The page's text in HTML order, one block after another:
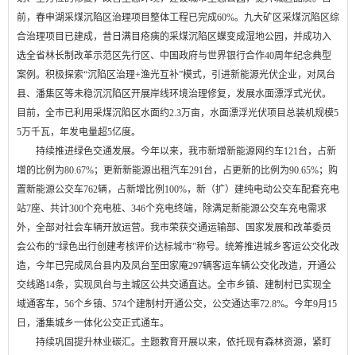
前，春申湖采煤沉陷区治理项目整体工程已完成60%。九大矿区采煤沉陷区综
合治理项目已建成，昔日满目疮痍的采煤沉陷区蝶变成湿地公园，并成功入
选全省林长制改革示范区先行区、中国政府与世界银行合作40周年纪念典型
案例。积极探索“沉陷区治理+渔光互补”模式，引进新能源光伏企业，对凤台
县、潘集区等未稳沉沉陷区开展岸线环境治理修复，发展水面漂浮式光伏。
目前，全市已利用采煤沉陷区水面约2.3万亩，水面漂浮光伏项目总装机规模5
5万千瓦，年发电量超5亿度。
持续推进绿色交通发展。今年以来，我市新增新能源网约车121台，占新
增的比例为80.67%；更新新能源出租汽车291台，占更新的比例为90.65%；购
置新能源公交车762辆，占新增比例100%，新（扩）建纯电动公交车配套充电
站7座、共计300个充电桩、346个充电终端，除满足新能源公交车充电需求
外，全部对社会车辆开放运营。我市荣获交通运输部、国家发展和改革委员
会公布的“绿色出行创建考核评价达标城市”称号。统筹推进城乡客运公交化改
造，今年已完成凤台县内及凤台至田家庵297辆客运车辆公交化改造，开通公
交线路14条，实现凤台与主城区公共交通直达。全市乡镇、建制村已实现全
域通客车，56个乡镇、574个建制村开通公交，公交通达率72.8%。今年9月15
日，潘集城乡一体化公交正式通车。
持续巩固提升林业碳汇。主题教育开展以来，依托现有森林资源，紧盯